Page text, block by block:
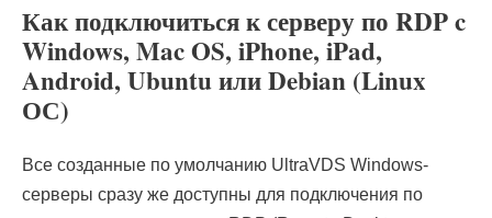
Как подключиться к серверу по RDP c
Windows, Mac OS, iPhone, iPad,
Android, Ubuntu или Debian (Linux
ОС)
Все созданные по умолчанию UltraVDS Windows-
серверы сразу же доступны для подключения по